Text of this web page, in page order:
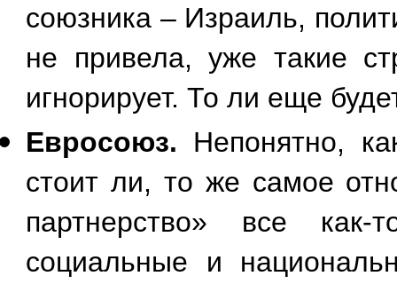
союзника – Израиль,
не привела, уже такие
игнорирует. То ли еще
Евросоюз. Непонятно,
стоит ли, то же самое
партнерство» все
социальные и